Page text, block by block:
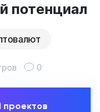
потенциал
0